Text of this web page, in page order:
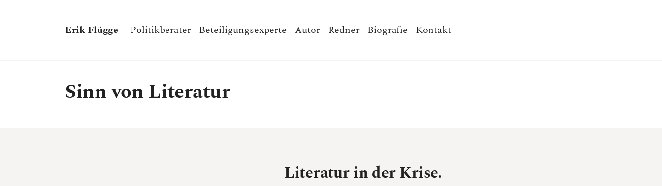
Erik Flügge Politikberater Beteiligungsexperte Autor Redner Biografie Kontakt
Sinn von Literatur
Literatur in der Krise.